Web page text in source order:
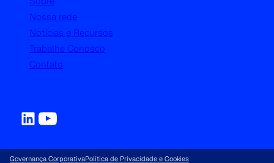
Nossa rede
Notícias e Recursos
Trabalhe Conosco
Contato
Governança CorporativaPolítica de Privacidade e Cookies